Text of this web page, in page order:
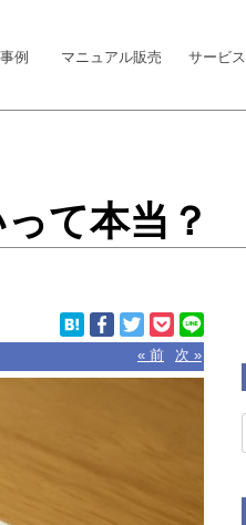
事例 マニュアル販売 サービス
て本当？
次 »
« 前